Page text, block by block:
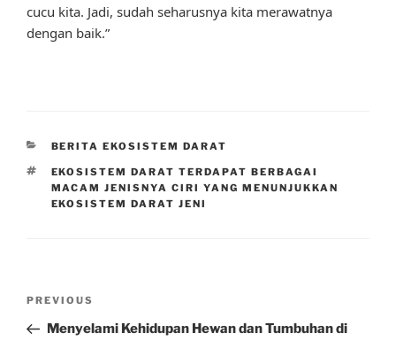
cucu kita. Jadi, sudah seharusnya kita merawatnya
dengan baik.”
CATEGORIES
BERITA EKOSISTEM DARAT
TAGS
EKOSISTEM DARAT TERDAPAT BERBAGAI
MACAM JENISNYA CIRI YANG MENUNJUKKAN
EKOSISTEM DARAT JENI
Previous
Post
PREVIOUS
Menyelami Kehidupan Hewan dan Tumbuhan di